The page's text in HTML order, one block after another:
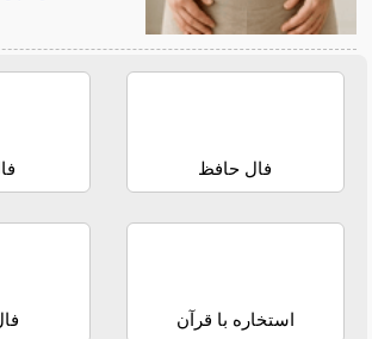
فال حافظ
استخاره با قرآن